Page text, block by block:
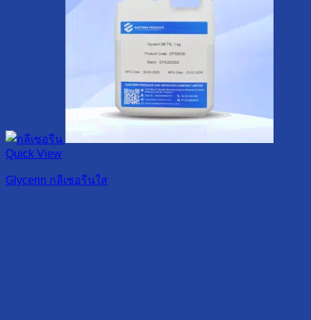
Quick View
Glycerin กลีเซอรีนใส